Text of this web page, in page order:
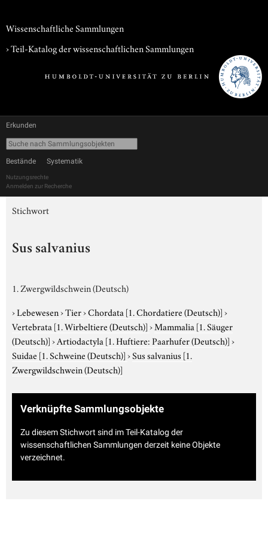
Wissenschaftliche Sammlungen
› Teil-Katalog der wissenschaftlichen Sammlungen
Erkunden
Bestände Systematik
Nutzungsrechte
Anmelden zur Recherche
Stichwort
Sus salvanius
1. Zwergwildschwein (Deutsch)
›Lebewesen›Tier›Chordata [1. Chordatiere (Deutsch)]›
Vertebrata [1. Wirbeltiere (Deutsch)]›Mammalia [1. Säuger
(Deutsch)]›Artiodactyla [1. Huftiere: Paarhufer (Deutsch)]›
Suidae [1. Schweine (Deutsch)]›Sus salvanius [1.
Zwergwildschwein (Deutsch)]
Verknüpfte Sammlungsobjekte
Zu diesem Stichwort sind im Teil-Katalog der
wissenschaftlichen Sammlungen derzeit keine Objekte
verzeichnet.